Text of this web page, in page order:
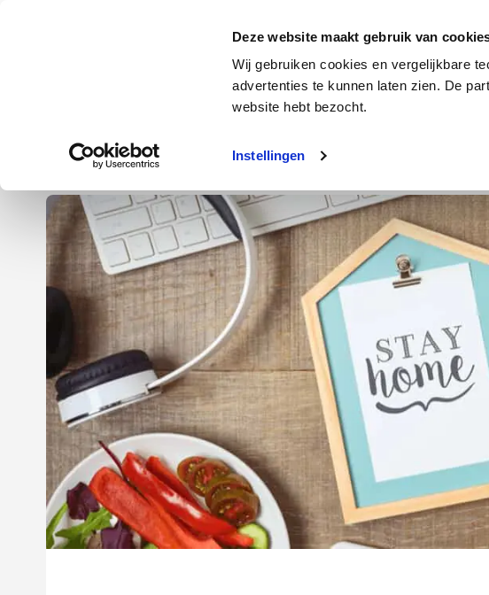
Deze website maakt gebruik van
Wij gebruiken cookies en vergelijkbare
advertenties te kunnen laten zien. De
website hebt bezocht.
Instellingen
Energie Verzekeringen Internet
Energie Autoverzekering